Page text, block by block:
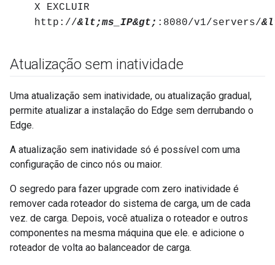
X EXCLUIR
http://&lt;ms_IP&gt; :8080/v1/servers/
Atualização sem inatividade
Uma atualização sem inatividade, ou atualização gradual,
permite atualizar a instalação do Edge sem derrubando o
Edge.
A atualização sem inatividade só é possível com uma
configuração de cinco nós ou maior.
O segredo para fazer upgrade com zero inatividade é
remover cada roteador do sistema de carga, um de cada
vez. de carga. Depois, você atualiza o roteador e outros
componentes na mesma máquina que ele. e adicione o
roteador de volta ao balanceador de carga.